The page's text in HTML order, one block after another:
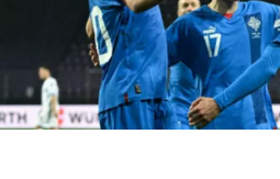
Казино